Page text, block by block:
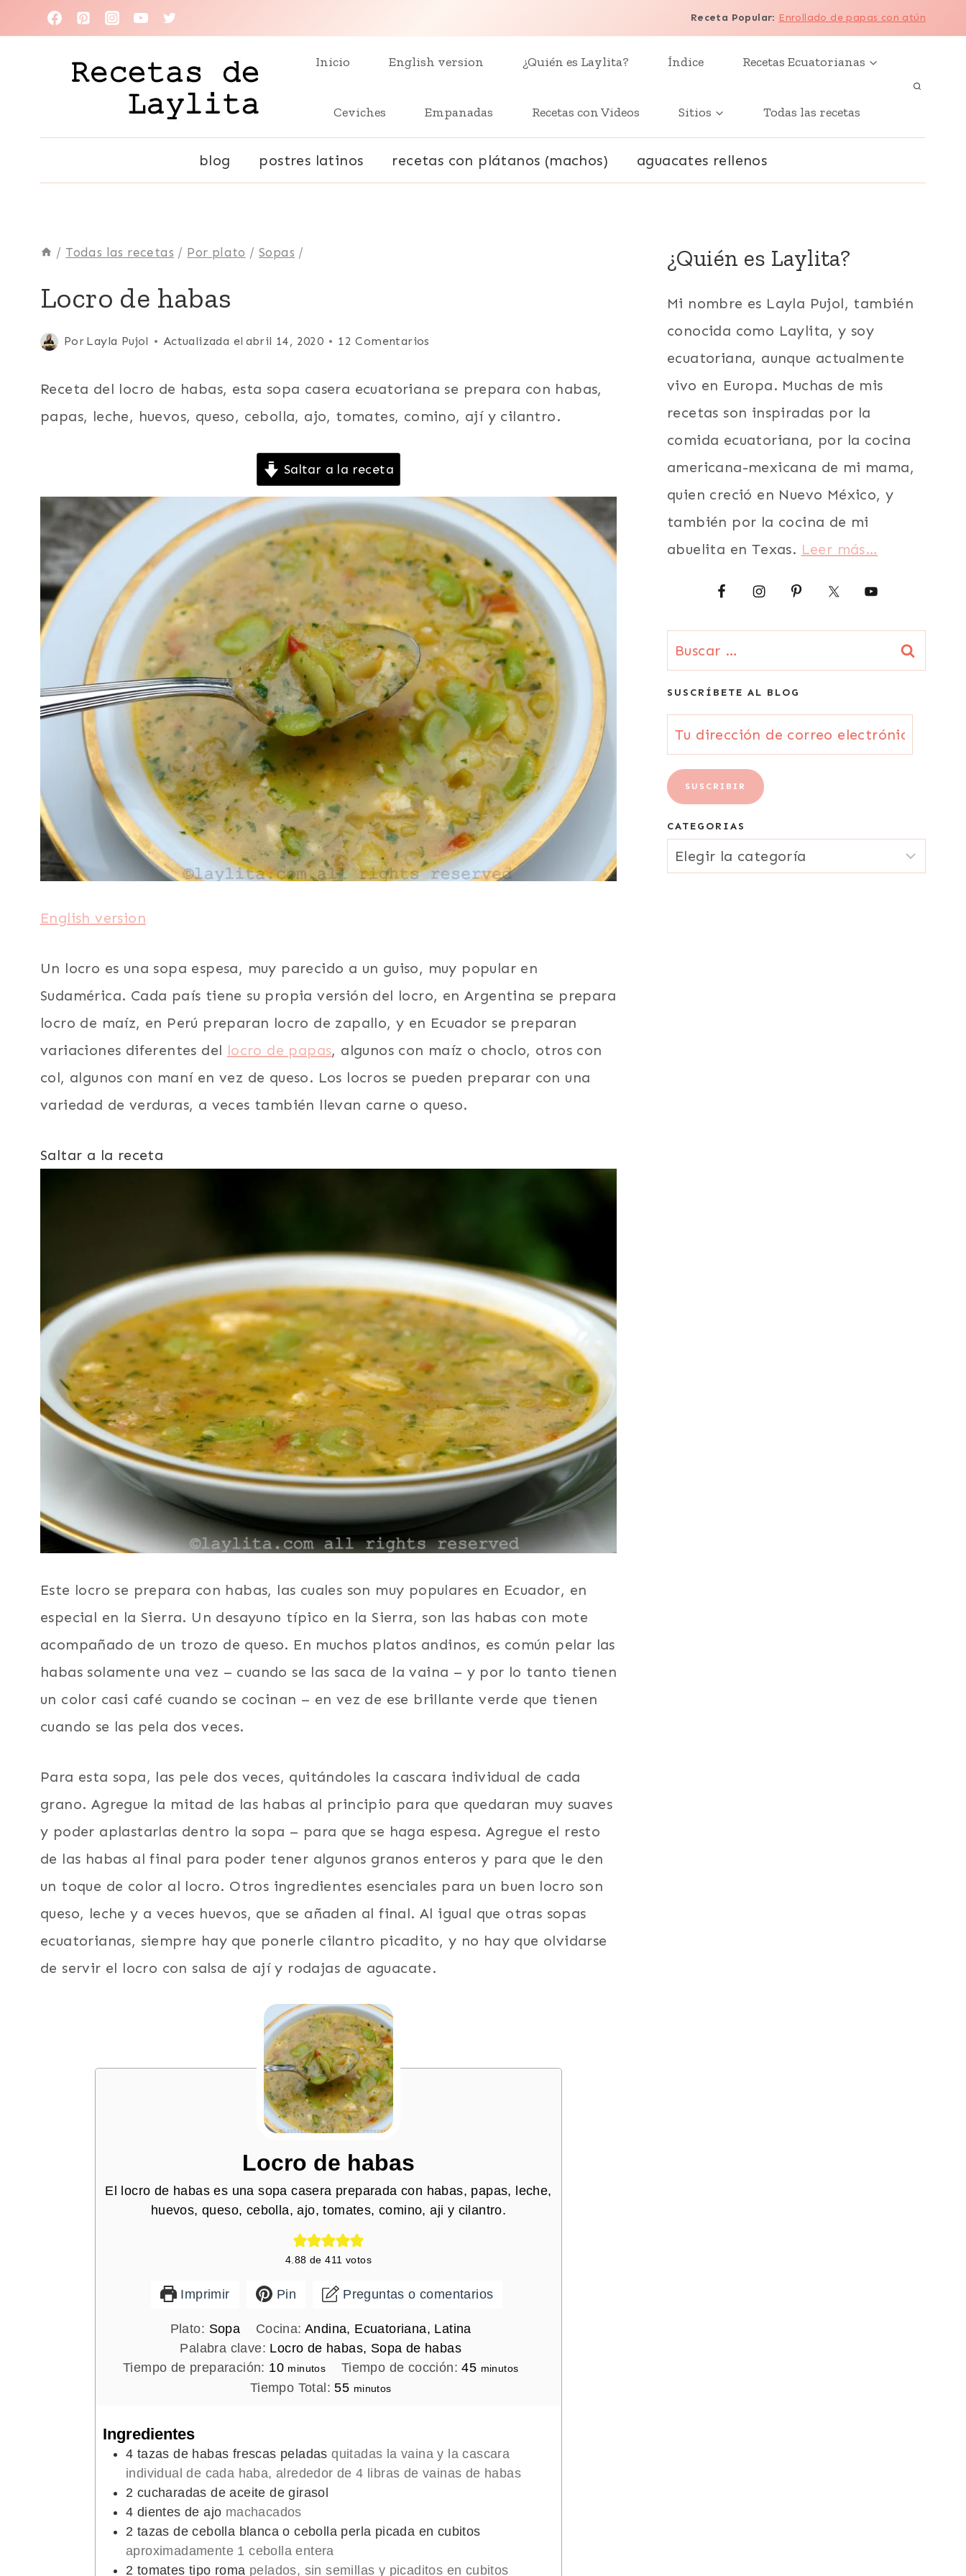
al
Receta Popular: Enrollado de papas con atún
Inicio English version ¿Quién es Laylita? Índice Recetas Ecuatorianas
Ceviches Empanadas Recetas con Videos Sitios Todas las recetas
blog postres latinos recetas con plátanos (machos) aguacates rellenos
/ Todas las recetas / Por plato / Sopas /
LEGUMBRES
NIÑOS
RECETAS
SUDAMERICA
VEGETARIANA
Locro de habas
Por Layla Pujol
Publicada
febrero 1, 2012
Actualizada el abril 14, 2020 12 Comentarios
Receta del locro de habas, esta sopa casera ecuatoriana se prepara con habas,
papas, leche, huevos, queso, cebolla, ajo, tomates, comino, ají y cilantro.
Saltar a la receta
English version
Un locro es una sopa espesa, muy parecido a un guiso, muy popular en
Sudamérica. Cada país tiene su propia versión del locro, en Argentina se prepara
locro de maíz, en Perú preparan locro de zapallo, y en Ecuador se preparan
variaciones diferentes del locro de papas, algunos con maíz o choclo, otros con
col, algunos con maní en vez de queso. Los locros se pueden preparar con una
variedad de verduras, a veces también llevan carne o queso.
Saltar a la receta
Este locro se prepara con habas, las cuales son muy populares en Ecuador, en
especial en la Sierra. Un desayuno típico en la Sierra, son las habas con mote
acompañado de un trozo de queso. En muchos platos andinos, es común pelar las
habas solamente una vez – cuando se las saca de la vaina – y por lo tanto tienen
un color casi café cuando se cocinan – en vez de ese brillante verde que tienen
cuando se las pela dos veces.
Para esta sopa, las pele dos veces, quitándoles la cascara individual de cada
grano. Agregue la mitad de las habas al principio para que quedaran muy suaves
y poder aplastarlas dentro la sopa – para que se haga espesa. Agregue el resto
de las habas al final para poder tener algunos granos enteros y para que le den
un toque de color al locro. Otros ingredientes esenciales para un buen locro son
queso, leche y a veces huevos, que se añaden al final. Al igual que otras sopas
ecuatorianas, siempre hay que ponerle cilantro picadito, y no hay que olvidarse
de servir el locro con salsa de ají y rodajas de aguacate.
Locro de habas
El locro de habas es una sopa casera preparada con habas, papas, leche,
huevos, queso, cebolla, ajo, tomates, comino, aji y cilantro.
4.88 de411 votos
Imprimir Pin Preguntas o comentarios
Plato: Sopa Cocina: Andina, Ecuatoriana, Latina
Palabra clave: Locro de habas, Sopa de habas
Tiempo de preparación: 10m
i
minutos Tiempo de cocción:45mminutos
Tiempo Total:55mminutos
Ingredientes
4 tazas de habas frescas peladas quitadas la vaina y la cascara
individual de cada haba, alrededor de 4 libras de vainas de habas
2 cucharadas de aceite de girasol
4 dientes de ajo machacados
2 tazas de cebolla blanca o cebolla perla picada en cubitos
aproximadamente 1 cebolla entera
2 tomates tipo roma pelados, sin semillas y picaditos en cubitos
¿Quién es Laylita?
Mi nombre es Layla Pujol, también
conocida como Laylita, y soy
ecuatoriana, aunque actualmente
vivo en Europa. Muchas de mis
recetas son inspiradas por la
comida ecuatoriana, por la cocina
americana-mexicana de mi mama,
quien creció en Nuevo México, y
también por la cocina de mi
abuelita en Texas. Leer más…
Buscar:
SUSCRÍBETE AL BLOG
Tu
dirección
de
correo
electrónico
{Email}
SUSCRIBIR
CATEGORIAS
CATEGORIAS